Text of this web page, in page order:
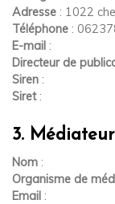
Adresse : 1022
Téléphone :
E-mail :
Directeur de
Siren :
Siret:
3.
Nom :
Organisme de
Email :